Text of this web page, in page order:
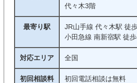
代々木3階
最寄り駅
JR山手線 代々木駅 徒
小田急線 南新宿駅 徒
対応エリア 全国
初回相談料 初回電話相談は無料